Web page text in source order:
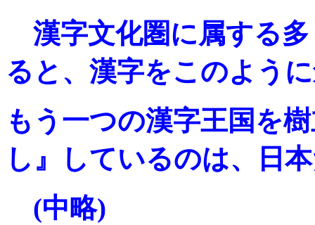
漢字文化圏に属する
ると、漢字をこのよう
もう一つの漢字王国を
し』しているのは、日
(中略)